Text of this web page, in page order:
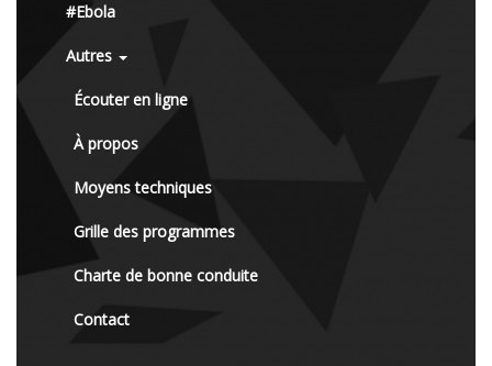
#Ebola
Autres
Écouter en ligne
À propos
Moyens techniques
Grille des programmes
Charte de bonne conduite
Contact